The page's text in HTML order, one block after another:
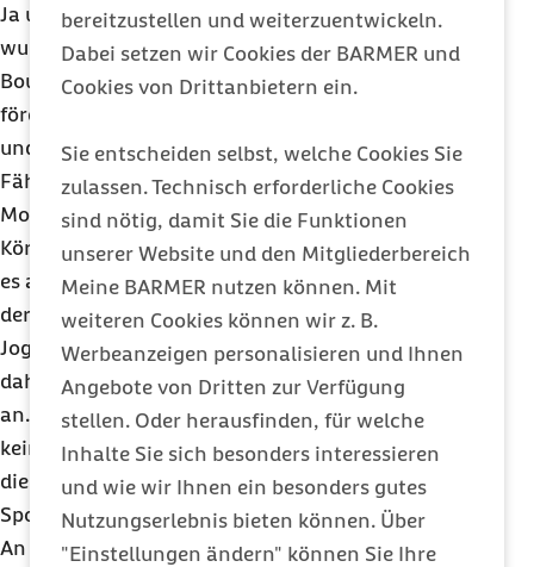
bereitzustellen und weiterzuentwickeln.
Dabei setzen wir Cookies der BARMER und
Cookies von Drittanbietern ein.
Sie entscheiden selbst, welche Cookies Sie
zulassen. Technisch erforderliche Cookies
sind nötig, damit Sie die Funktionen
unserer Website und den Mitgliederbereich
Meine BARMER nutzen können. Mit
weiteren Cookies können wir z. B.
Werbeanzeigen personalisieren und Ihnen
Angebote von Dritten zur Verfügung
stellen. Oder herausfinden, für welche
Inhalte Sie sich besonders interessieren
und wie wir Ihnen ein besonders gutes
Nutzungserlebnis bieten können. Über
"Einstellungen ändern" können Sie Ihre
Ja und nein. Ja, weil es sich beim Klettern um ein
wunderbares Ganzkörpertraining handelt.
Bouldern aktiviert nahezu alle Muskelgruppen,
fördert eine gerade Haltung und stabilisiert Rumpf
und Rücken. Je nach Route sind unterschiedliche
Fähigkeiten gefragt: Balance, Koordination, Kraft,
Motorik, Konzentration, Gleichgewicht,
Körpergefühl und Beweglichkeit. Langweilig wird
es also nicht. Ausdauertraining hingegen ersetzt
der Sport nicht.
Joggen, Schwimmen oder Radfahren bietet sich
daher als Ergänzung und Ausgleich zum Klettern
an. DassBouldernden Bizeps wachsen lässt, ist
kein Geheimnis. Weniger bekannt sind hingegen
die mentalen und psychologischen Effekte des
Sports.
An der Universitätsklinik Erlangen zum Beispiel